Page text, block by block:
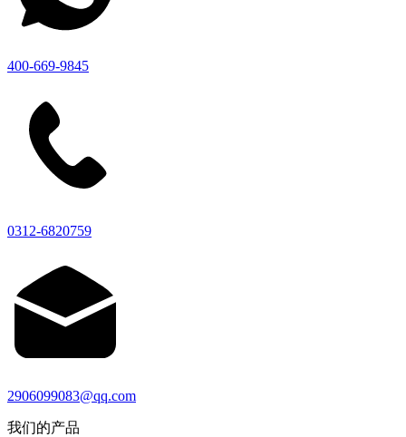
400-669-9845
0312-6820759
2906099083@qq.com
我们的产品